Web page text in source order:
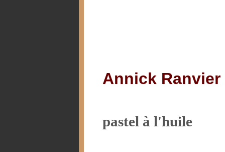
Annick Ranvier
pastel à l'huile